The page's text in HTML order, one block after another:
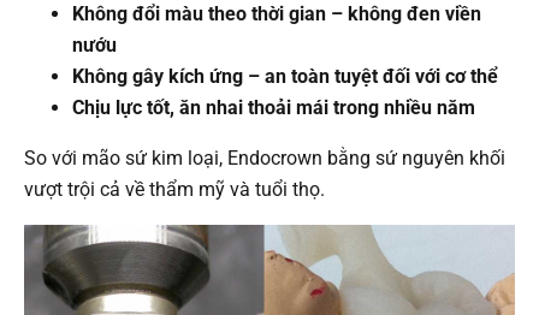
Không đổi màu theo thời gian – không đen viền
nướu
Không gây kích ứng – an toàn tuyệt đối với cơ thể
Chịu lực tốt, ăn nhai thoải mái trong nhiều năm
So với mão sứ kim loại, Endocrown bằng sứ nguyên khối
vượt trội cả về thẩm mỹ và tuổi thọ.